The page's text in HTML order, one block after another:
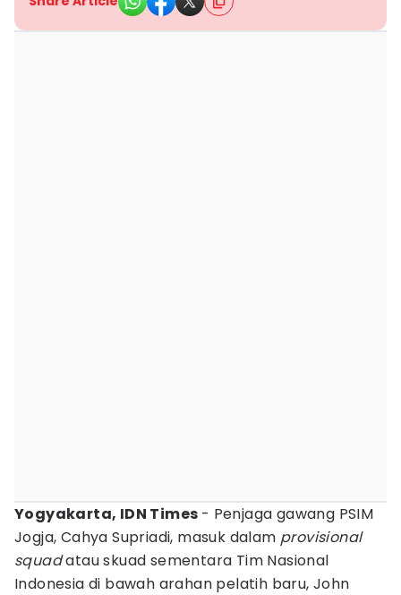
Yogyakarta, IDN Times - Penjaga gawang PSIM
Jogja, Cahya Supriadi, masuk dalam provisional
squadatau skuad sementara Tim Nasional
Indonesia di bawah arahan pelatih baru, John